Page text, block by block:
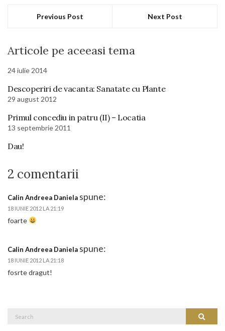
Previous Post Next Post
Articole pe aceeasi tema
24 iulie 2014
Descoperiri de vacanta: Sanatate cu Plante
29 august 2012
Primul concediu in patru (II) – Locatia
13 septembrie 2011
Dau!
2 comentarii
Calin Andreea Daniela spune:
18 IUNIE 2012 LA 21:19
foarte
Calin Andreea Daniela spune:
18 IUNIE 2012 LA 21:18
fosrte dragut!
Search